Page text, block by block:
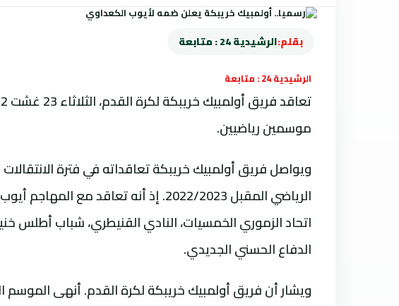
بقلم:الرشيدية 24 : متابعة
الرشيدية 24 : متابعة
موسمين رياضيين.
ويواصل فريق أولمبيك خريبكة تعاقداته في فترة
الرياضي المقبل 2022/2023. إذ أنه تعاقد
اتحاد الزموري الخمسيات، النادي القنيطري، شباب أطلس
الدفاع الحسني الجديدي.